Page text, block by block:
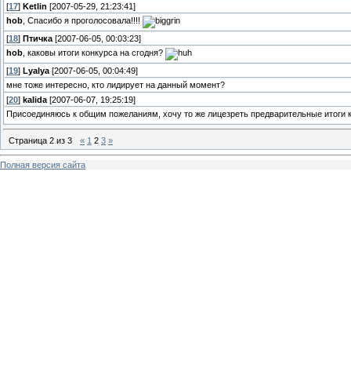
[17] Ketlin [2007-05-29, 21:23:41]
hob, Спасибо я проголосовала!!!!
[18] Птичка [2007-06-05, 00:03:23]
hob, каковы итоги конкурса на сгодня?
[19] Lyalya [2007-06-05, 00:04:49]
мне тоже интересно, кто лидирует на данный момент?
[20] kalida [2007-06-07, 19:25:19]
Присоединяюсь к общим пожеланиям, хочу то же лицезреть предварительные итоги
Страница 2 из 3 « 1 2 3 »
Полная версия сайта